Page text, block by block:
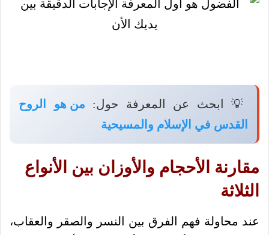
💡 ابحث عن المعرفة حول: من هو الروح
القدس في الإسلام والمسيحية
مقارنة الأحجام والأوزان بين الأنواع
الثلاثة
عند محاولة فهم الفرق بين النسر والصقر والعقاب،